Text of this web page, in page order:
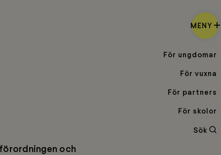
För ungdomar
För vuxna
För partners
För skolor
Sök
MENY
och